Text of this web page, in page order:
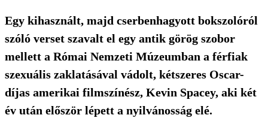
Egy kihasznált, majd cserbenhagyott bokszolóról
szóló verset szavalt el egy antik görög szobor
mellett a Római Nemzeti Múzeumban a férfiak
szexuális zaklatásával vádolt, kétszeres Oscar-
díjas amerikai filmszínész, Kevin Spacey, aki két
év után először lépett a nyilvánosság elé.